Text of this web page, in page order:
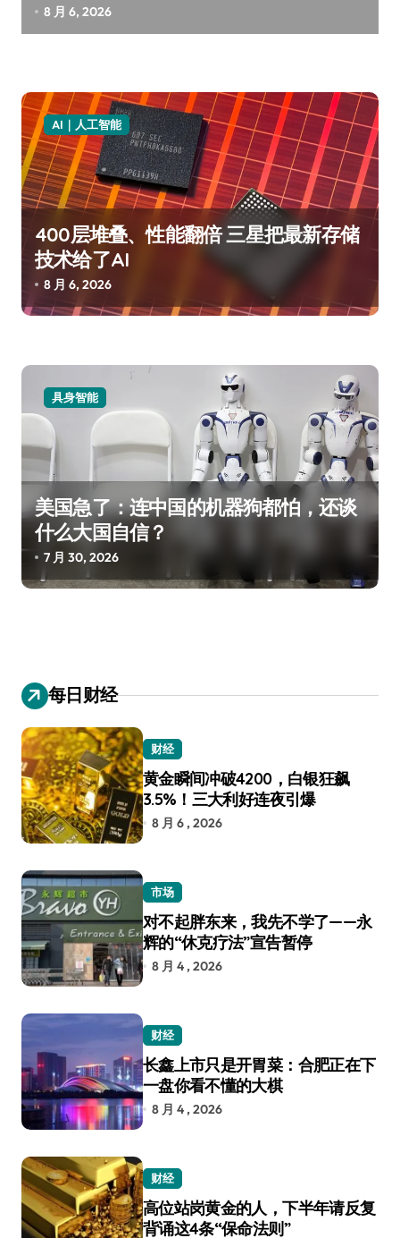
8 月 6, 2026
AI｜人工智能
400层堆叠、性能翻倍 三星把最新存储
技术给了AI
8 月 6, 2026
具身智能
美国急了：连中国的机器狗都怕，还谈
什么大国自信？
7 月 30, 2026
每日财经
财经
黄金瞬间冲破4200，白银狂飙
3.5%！三大利好连夜引爆
8 月 6 , 2026
市场
对不起胖东来，我先不学了——永
辉的“休克疗法”宣告暂停
8 月 4 , 2026
财经
长鑫上市只是开胃菜：合肥正在下
一盘你看不懂的大棋
8 月 4 , 2026
财经
高位站岗黄金的人，下半年请反复
背诵这4条“保命法则”